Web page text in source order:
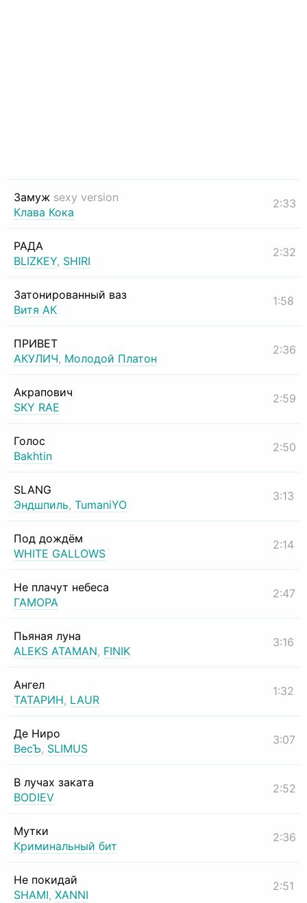
Замуж sexy version
Клава Кока
2:33
РАДА
BLIZKEY, SHIRI
2:32
Затонированный ваз
Витя АК
1:58
ПРИВЕТ
АКУЛИЧ, Молодой Платон
2:36
Акрапович
SKY RAE
2:59
Голос
Bakhtin
2:50
SLANG
Эндшпиль, TumaniYO
3:13
Под дождём
WHITE GALLOWS
2:14
Не плачут небеса
ГАМОРА
2:47
Пьяная луна
ALEKS ATAMAN, FINIK
3:16
Ангел
ТАТАРИН, LAUR
1:32
Де Ниро
ВесЪ, SLIMUS
3:07
В лучах заката
BODIEV
2:52
Мутки
Криминальный бит
2:36
Не покидай
SHAMI, XANNI
2:51